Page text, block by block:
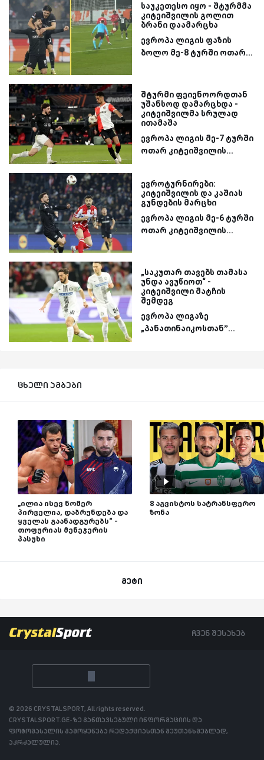
საუკეთესო იყო - შტურმმა
კიტეიშვილის გოლით
ბრანი დაამარცხა
ევროპა ლიგის ფაზის
ბოლო მე-8 ტურში ოთარ...
შტურმი ფეიენოორდთან
უშანსოდ დამარცხდა -
კიტეიშვილმა სრულად
ითამაშა
ევროპა ლიგის მე-7 ტურში
ოთარ კიტეიშვილის...
ევროტურნირები:
კიტეიშვილის და კაშიას
გუნდების მარცხი
ევროპა ლიგის მე-6 ტურში
ოთარ კიტეიშვილის...
„საკუთარ თავებს თამასა
უნდა ავუწიოთ“ -
კიტეიშვილი მატჩის
შემდეგ
ევროპა ლიგაზე
„პანათინაიკოსთან”...
ცხელი ამბები
„ილია ისევ ნომერ
პირველია, დაბრუნდება და
ყველას გაანადგურებს“ -
თოფურიას მენეჯერის
პასუხი
8 აგვისტოს სატრანსფერო
ზონა
მეტი
ჩვენ შესახებ
© 2026 CRYSTALSPORT, All rights reserved.
CRYSTALSPORT.GE-ზე განთავსებული ინფორმაციის და
ფოტომასალის გამოყენება რედაქციასთან შეუთანხმებლად,
აკრძალულია.